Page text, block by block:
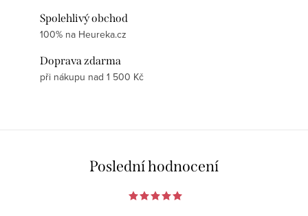
Spolehlivý obchod
100% na Heureka.cz
Doprava zdarma
při nákupu nad 1 500 Kč
Poslední hodnocení